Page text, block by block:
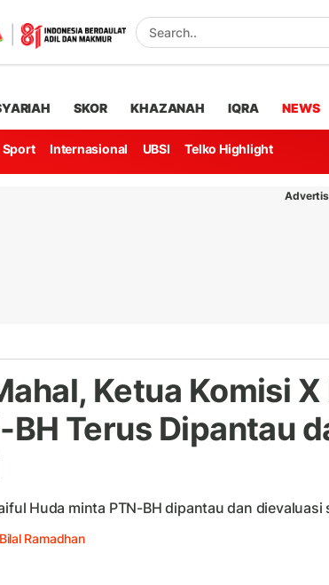
SKOR KHAZANAH IQRA NEWS
Sport Internasional UBSI Telko Highlight
Ketua Komisi X
BH Terus Dipantau
Huda minta PTN-BH dipantau dan dievaluasi
Bilal Ramadhan